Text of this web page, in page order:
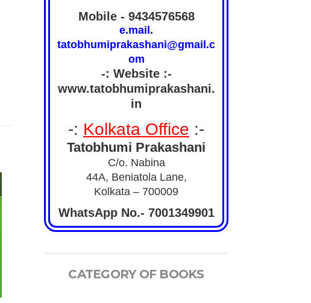
Mobile - 9434576568
e.mail.
tatobhumiprakashani@gmail.c
om
-: Website :-
www.tatobhumiprakashani.
in
-: Kolkata Office :-
Tatobhumi Prakashani
C/o. Nabina
44A, Beniatola Lane,
Kolkata – 700009
WhatsApp No.- 7001349901
CATEGORY OF BOOKS